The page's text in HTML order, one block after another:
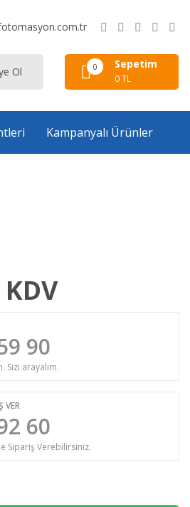
Ol 0 Sepetim
0 TL
Kampanyalı Ürünler
90
Sizi arayalım.
VER
60
Sipariş Verebilirsiniz.